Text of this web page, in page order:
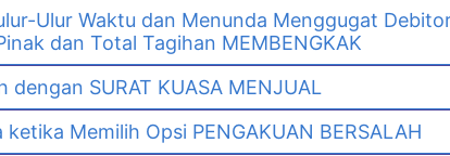
Ulur Waktu dan Menunda Menggugat
dan Total Tagihan MEMBENGKAK
dengan SURAT KUASA MENJUAL
Memilih Opsi PENGAKUAN BERSALAH